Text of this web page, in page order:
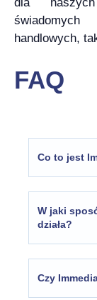
handlowych,
FAQ
Co to jest
W jaki
działa?
Czy